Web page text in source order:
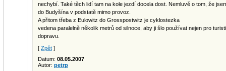
nechybí. Také těch lidí tam na kole jezdí docela dost. Nemluvě o tom, že
do Budyšína v podstatě mimo provoz.
A přitom třeba z Eulowitz do Grosspostwitz je cyklostezka
vedena paralelně několik metrů od silnoce, aby ji šlo používat nejen pro
dopravu.
[ Zpět ]
Datum: 08.05.2007
Autor: petrp